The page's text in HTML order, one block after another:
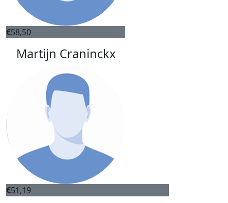
€58,50
Martijn Craninckx
€51,19